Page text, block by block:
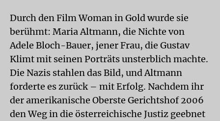
Durch den Film Woman in Gold wurde sie
berühmt: Maria Altmann, die Nichte von
Adele Bloch-Bauer, jener Frau, die Gustav
Klimt mit seinen Porträts unsterblich machte.
Die Nazis stahlen das Bild, und Altmann
forderte es zurück – mit Erfolg. Nachdem ihr
der amerikanische Oberste Gerichtshof 2006
den Weg in die österreichische Justiz geebnet